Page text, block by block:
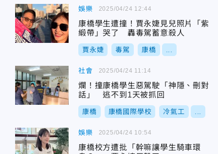
娛樂
康橋學生遭撞！賈永婕見兒照片「紫
緞帶」哭了 轟毒駕蓄意殺人
賈永婕 毒駕 康橋
2025/04/24 12:44
社會
爛！撞康橋學生惡駕駛「神隱、刪對
話」 逃不到1天被抓回
康橋 康橋國際學校 冷氣工
2025/04/24 11:14
娛樂
康橋校方遭批「幹嘛讓學生騎車環
2025/04/24 10:54